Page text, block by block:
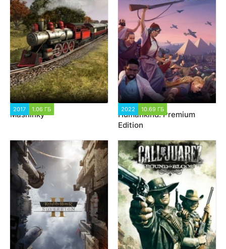
2017 1.06 ГБ
Mashinky
2022 10.69 ГБ
Humankind: Premium
Edition